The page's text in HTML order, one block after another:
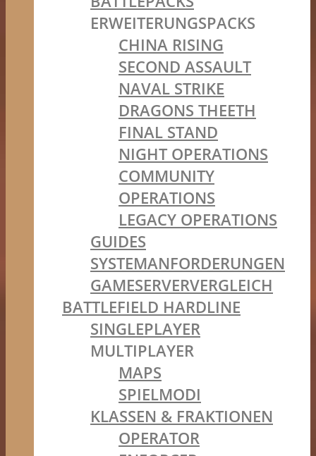
ERWEITERUNGSPACKS
CHINA RISING
SECOND ASSAULT
NAVAL STRIKE
DRAGONS THEETH
FINAL STAND
NIGHT OPERATIONS
COMMUNITY
OPERATIONS
LEGACY OPERATIONS
GUIDES
SYSTEMANFORDERUNGEN
GAMESERVERVERGLEICH
BATTLEFIELD HARDLINE
SINGLEPLAYER
MULTIPLAYER
MAPS
SPIELMODI
KLASSEN & FRAKTIONEN
OPERATOR